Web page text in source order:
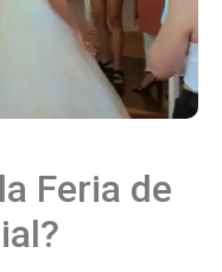
Feria de